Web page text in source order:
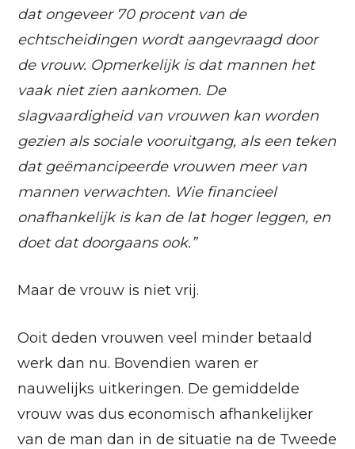
dat ongeveer 70 procent van de
echtscheidingen wordt aangevraagd door
de vrouw. Opmerkelijk is dat mannen het
vaak niet zien aankomen. De
slagvaardigheid van vrouwen kan worden
gezien als sociale vooruitgang, als een teken
dat geëmancipeerde vrouwen meer van
mannen verwachten. Wie financieel
onafhankelijk is kan de lat hoger leggen, en
doet dat doorgaans ook.”
Maar de vrouw is niet vrij.
Ooit deden vrouwen veel minder betaald
werk dan nu. Bovendien waren er
nauwelijks uitkeringen. De gemiddelde
vrouw was dus economisch afhankelijker
van de man dan in de situatie na de Tweede